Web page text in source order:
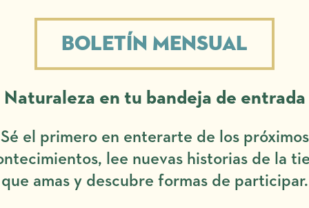
Boletín mensual
Naturaleza en tu bandeja de entrada
Sé el primero en enterarte de los próximos
lee nuevas historias de la
que amas y descubre formas de participar.